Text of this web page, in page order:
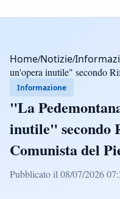
Home/Notizie/
un'opera inutile" secondo
Informazione
"La
inutile" secondo
Comunista del
Pubblicato il 08/07/2026